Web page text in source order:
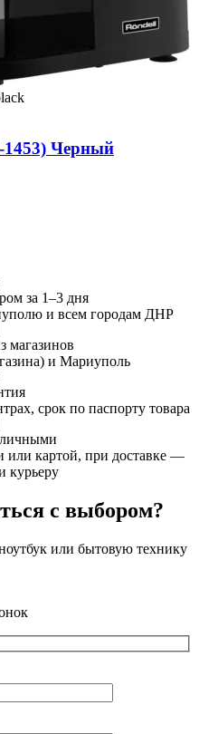
1453) Черный
за 1–3 дня
и всем городам ДНР
магазинов
и Мариуполь
срок по паспорту товара
картой, при доставке —
курьеру
с выбором?
или бытовую технику